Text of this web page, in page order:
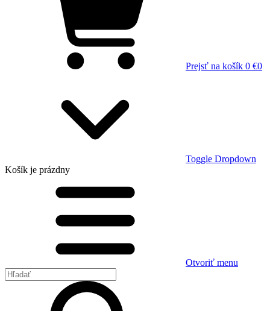
Prejsť na košík 0 €0
Toggle Dropdown
Košík je prázdny
Otvoriť menu